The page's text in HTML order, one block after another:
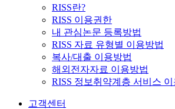
RISS란?
RISS 이용권한
내 관심논문 등록방법
RISS 자료 유형별 이용방법
복사/대출 이용방법
해외전자자료 이용방법
RISS 정보취약계층 서비스 이
고객센터